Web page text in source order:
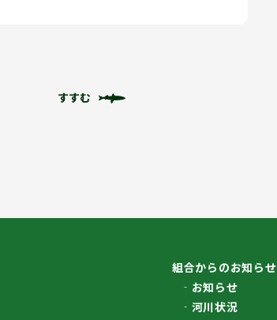
すすむ
組合からのお知らせ
お知らせ
河川状況